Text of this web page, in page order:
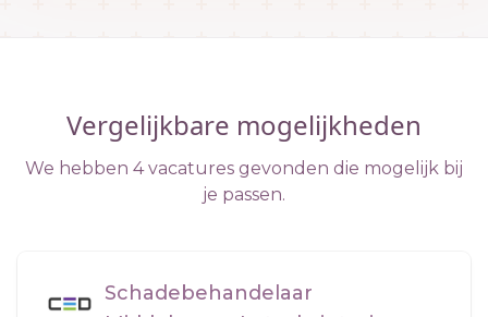
Vergelijkbare mogelijkheden
We hebben 4 vacatures gevonden die mogelijk bij
je passen.
Schadebehandelaar